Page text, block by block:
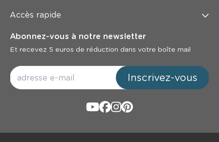
Accès rapide
Abonnez-vous à notre newsletter
Et recevez 5 euros de réduction dans votre boîte mail
Inscrivez-vous